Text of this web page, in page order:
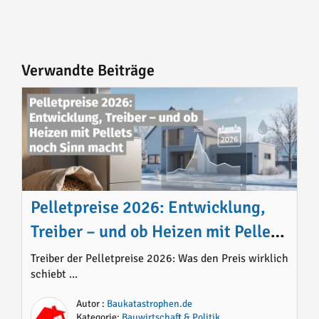
Verwandte Beiträge
Pelletpreise 2026: Entwicklung,
Treiber – und ob Heizen mit Pellets
noch Sinn macht
Treiber der Pelletpreise 2026: Was den Preis wirklich
schiebt ...
Autor : Baukatastrophen.de